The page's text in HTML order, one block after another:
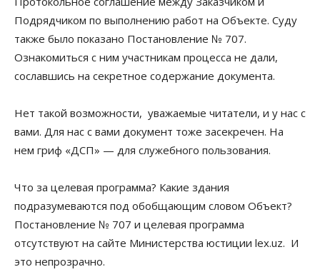
Подрядчиком по выполнению работ на Объекте. Суду
также было показано Постановление № 707.
Ознакомиться с ним участникам процесса не дали,
сославшись на секретное содержание документа.
Нет такой возможности, уважаемые читатели, и у нас с
вами. Для нас с вами документ тоже засекречен. На
нем гриф «ДСП» — для служебного пользования.
Что за целевая программа? Какие здания
подразумеваются под обобщающим словом Объект?
Постановление № 707 и целевая программа
отсутствуют на сайте Министерства юстиции lex.uz. И
это непрозрачно.